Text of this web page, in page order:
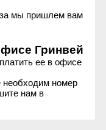
мы пришлем вам
Гринвей
ее в офисе
необходим номер
нам в